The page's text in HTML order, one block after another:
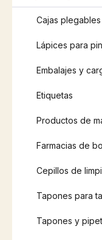
Cajas plegables
Lápices para
Embalajes y
Etiquetas
Productos de
Farmacias de
Cepillos de
Tapones para
Tapones y